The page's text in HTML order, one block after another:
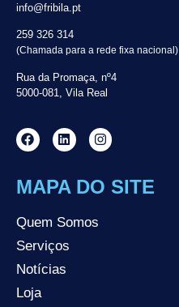
info@fribila.pt
259 326 314
(Chamada para a rede fixa nacional)
Rua da Promaça, nº4
5000-081, Vila Real
MAPA DO SITE
Quem Somos
Serviços
Notícias
Loja